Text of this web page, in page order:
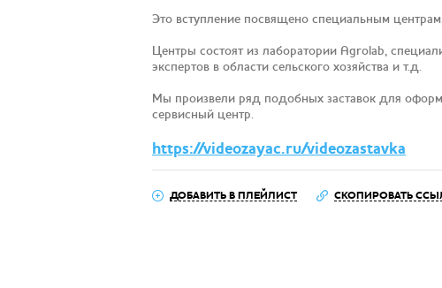
Это вступление посвящено специальным
Центры состоят из лаборатории Agrolab,
экспертов в области сельского хозяйства и т.д.
Мы произвели ряд подобных заставок для
сервисный центр.
https://videozayac.ru/videozastavka
ДОБАВИТЬ В ПЛЕЙЛИСТ СКОПИРОВАТЬ